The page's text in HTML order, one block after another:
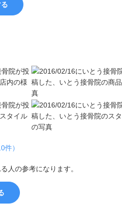
件）
人の参考になります。